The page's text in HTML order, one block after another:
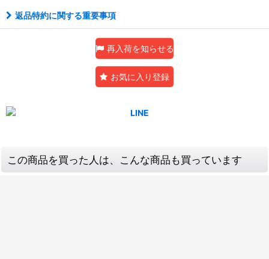
返品特約に関する重要事項
再入荷を知らせる
お気に入り登録
この商品を買った人は、こんな商品も買っています